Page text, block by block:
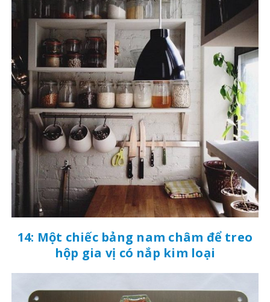
14: Một chiếc bảng nam châm để treo
hộp gia vị có nắp kim loại